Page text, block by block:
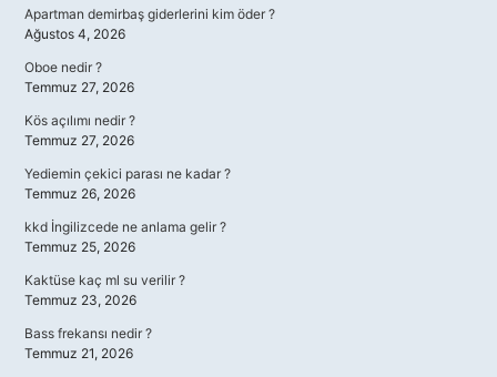
Apartman demirbaş giderlerini kim öder ?
Ağustos 4, 2026
Oboe nedir ?
Temmuz 27, 2026
Kös açılımı nedir ?
Temmuz 27, 2026
Yediemin çekici parası ne kadar ?
Temmuz 26, 2026
kkd İngilizcede ne anlama gelir ?
Temmuz 25, 2026
Kaktüse kaç ml su verilir ?
Temmuz 23, 2026
Bass frekansı nedir ?
Temmuz 21, 2026